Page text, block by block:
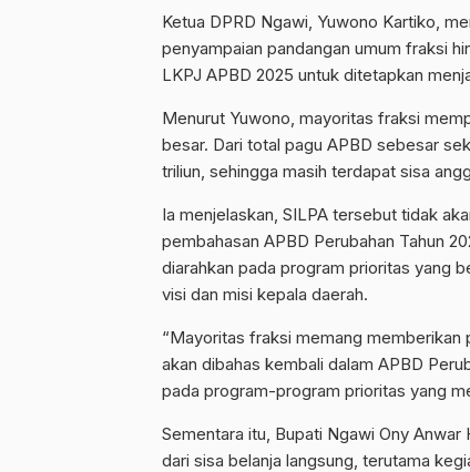
Ketua DPRD Ngawi, Yuwono Kartiko,
penyampaian pandangan umum fraksi
LKPJ APBD 2025 untuk ditetapkan
Menurut Yuwono, mayoritas fraksi
besar. Dari total pagu APBD sebesar
triliun, sehingga masih terdapat sisa
Ia menjelaskan, SILPA tersebut tidak
pembahasan APBD Perubahan Tahun
diarahkan pada program prioritas yang
visi dan misi kepala daerah.
“Mayoritas fraksi memang memberikan
akan dibahas kembali dalam APBD
pada program-program prioritas yang
Sementara itu, Bupati Ngawi Ony Anwar
dari sisa belanja langsung, terutama